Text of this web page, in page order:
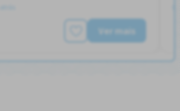
Ver mais